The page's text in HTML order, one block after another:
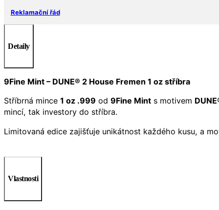
Reklamační řád
Detaily
9Fine Mint – DUNE® 2 House Fremen 1 oz stříbra
Stříbrná mince 1 oz .999 od 9Fine Mint s motivem
mincí, tak investory do stříbra.
Limitovaná edice zajišťuje unikátnost každého kusu, a
Vlastnosti